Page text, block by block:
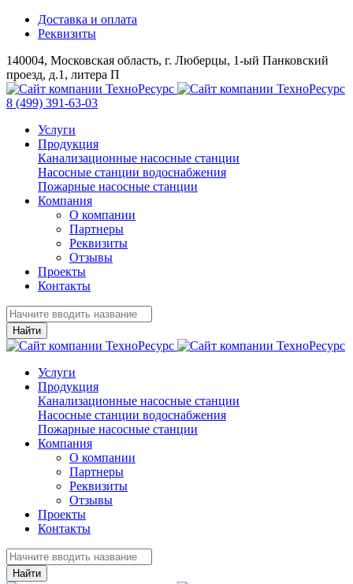
Доставка и оплата
Реквизиты
140004, Московская область, г. Люберцы, 1-ый Панковский
проезд, д.1, литера П
8 (499) 391-63-03
Услуги
Продукция
Канализационные насосные станции
Насосные станции водоснабжения
Пожарные насосные станции
Компания
О компании
Партнеры
Реквизиты
Отзывы
Проекты
Контакты
Найти
Услуги
Продукция
Канализационные насосные станции
Насосные станции водоснабжения
Пожарные насосные станции
Компания
О компании
Партнеры
Реквизиты
Отзывы
Проекты
Контакты
Найти